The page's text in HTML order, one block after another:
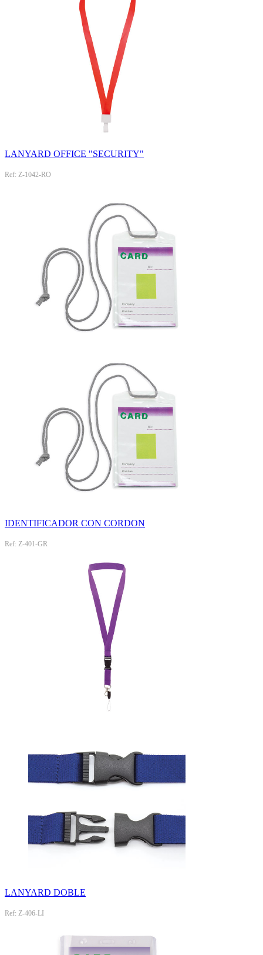
LANYARD OFFICE "SECURITY"
Ref: Z-1042-RO
IDENTIFICADOR CON CORDON
Ref: Z-401-GR
LANYARD DOBLE
Ref: Z-406-LI